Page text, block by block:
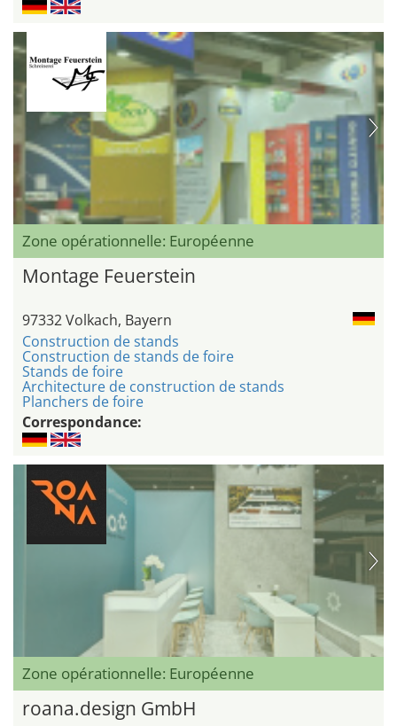
Zone opérationnelle: Européenne
Montage Feuerstein
97332 Volkach, Bayern
Construction de stands
Construction de stands de foire
Stands de foire
Architecture de construction de stands
Planchers de foire
Correspondance:
Zone opérationnelle: Européenne
roana.design GmbH